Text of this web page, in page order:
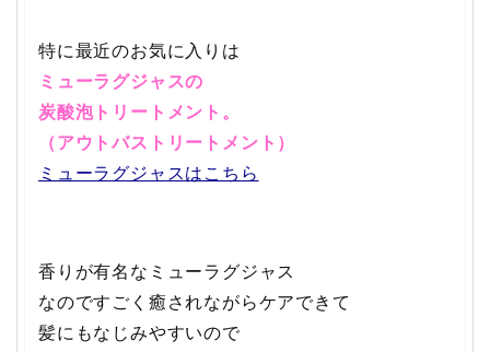
特に最近のお気に入りは
ミューラグジャスの
炭酸泡トリートメント。
（アウトバストリートメント）
ミューラグジャスはこちら
香りが有名なミューラグジャス
なのですごく癒されながらケアできて
髪にもなじみやすいので